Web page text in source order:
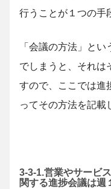
行うことが１つの手
「会議の方法」と
でしまうと、それは
すので、ここでは進
ってその方法を記載
3-3-1.営業やサービ
関する進捗会議は週